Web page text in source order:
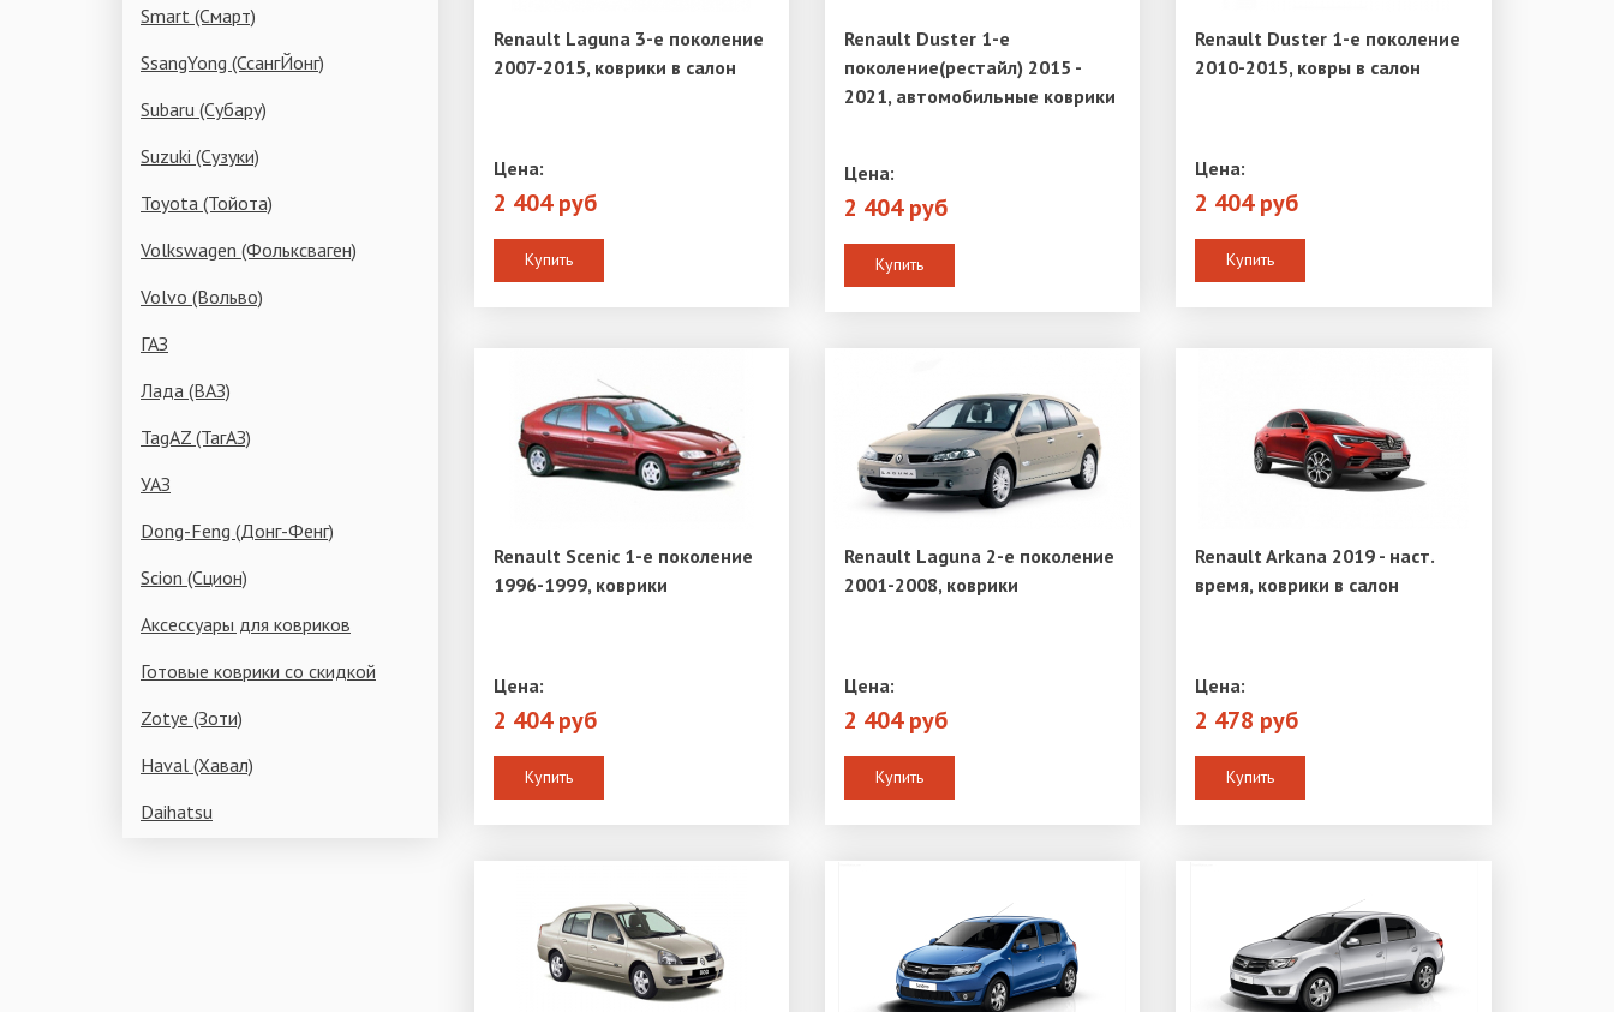
Smart (Смарт)
SsangYong (СсангЙонг)
Subaru (Субару)
Suzuki (Сузуки)
Toyota (Тойота)
Volkswagen (Фольксваген)
Volvo (Вольво)
ГАЗ
Лада (ВАЗ)
TagAZ (ТагАЗ)
УАЗ
Dong-Feng (Донг-Фенг)
Scion (Сцион)
Аксессуары для ковриков
Готовые коврики со скидкой
Zotye (Зоти)
Haval (Хавал)
Daihatsu
Renault Laguna 3-е поколение
2007-2015, коврики в салон
Цена:
2 404 руб
Купить
Renault Duster 1-е
поколение(рестайл) 2015 -
2021, автомобильные коврики
Цена:
2 404 руб
Купить
Renault Duster 1-е поколение
2010-2015, ковры в салон
Цена:
2 404 руб
Купить
Renault Scenic 1-е поколение
1996-1999, коврики
Цена:
2 404 руб
Купить
Renault Laguna 2-е поколение
2001-2008, коврики
Цена:
2 404 руб
Купить
Renault Arkana 2019 - наст.
время, коврики в салон
Цена:
2 478 руб
Купить